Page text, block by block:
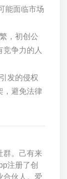
能面临市场
，初创公
争力的人
发的侵权
，避免法律
群。己有来
注册了创
合伙人。爱